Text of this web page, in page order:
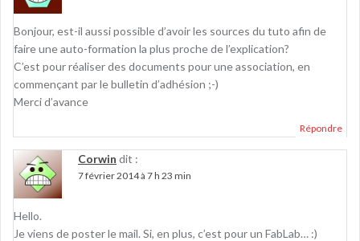
Bonjour, est-il aussi possible d’avoir les sources du tuto afin de
faire une auto-formation la plus proche de l’explication?
C’est pour réaliser des documents pour une association, en
commençant par le bulletin d’adhésion ;-)
Merci d’avance
Répondre
Corwin dit :
7 février 2014 à 7 h 23 min
Hello.
Je viens de poster le mail. Si, en plus, c’est pour un FabLab… :)